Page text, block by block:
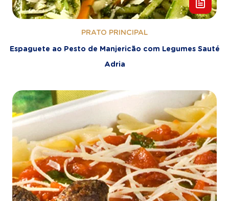
PRATO PRINCIPAL
Espaguete ao Pesto de Manjericão com Legumes Sauté
Adria